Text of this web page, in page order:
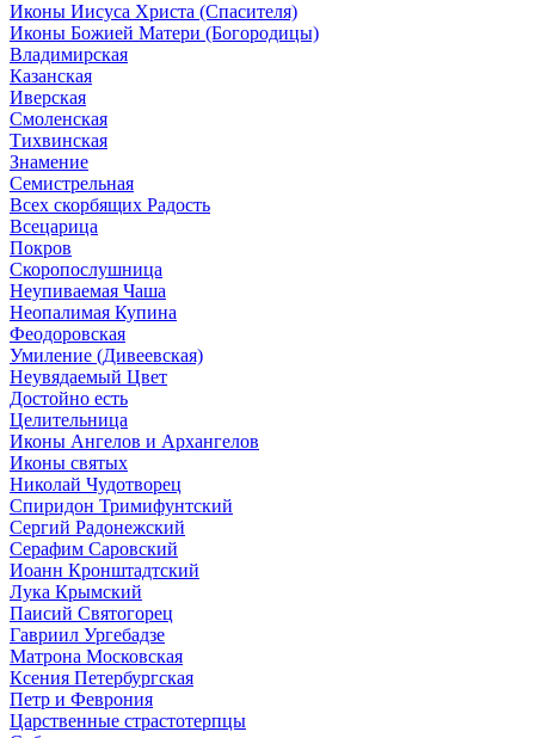
Иконы Иисуса Христа (Спасителя)
Иконы Божией Матери (Богородицы)
Владимирская
Казанская
Иверская
Смоленская
Тихвинская
Знамение
Семистрельная
Всех скорбящих Радость
Всецарица
Покров
Скоропослушница
Неупиваемая Чаша
Неопалимая Купина
Феодоровская
Умиление (Дивеевская)
Неувядаемый Цвет
Достойно есть
Целительница
Иконы Ангелов и Архангелов
Иконы святых
Николай Чудотворец
Спиридон Тримифунтский
Сергий Радонежский
Серафим Саровский
Иоанн Кронштадтский
Лука Крымский
Паисий Святогорец
Гавриил Ургебадзе
Матрона Московская
Ксения Петербургская
Петр и Феврония
Царственные страстотерпцы